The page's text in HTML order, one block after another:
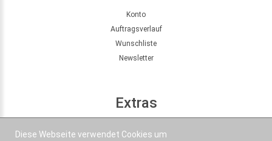
Konto
Auftragsverlauf
Wunschliste
Newsletter
Extras
Diese Webseite verwendet Cookies um